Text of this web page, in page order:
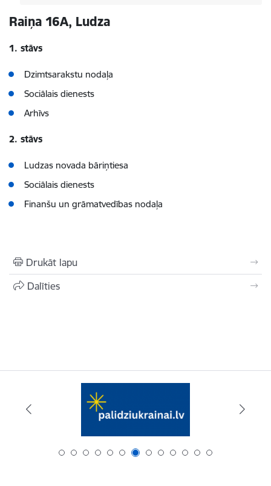
Raiņa 16A, Ludza
1. stāvs
Dzimtsarakstu nodaļa
Sociālais dienests
Arhīvs
2. stāvs
Ludzas novada bāriņtiesa
Sociālais dienests
Finanšu un grāmatvedības nodaļa
Drukāt lapu
Dalīties